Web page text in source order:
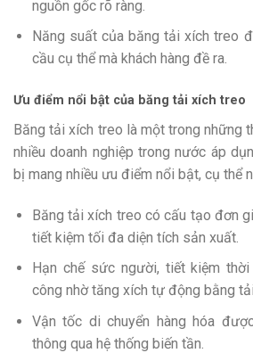
nguồn gốc rõ ràng.
Năng suất của băng tải xích treo
cầu cụ thể mà khách hàng đề ra.
Ưu điểm nổi bật của băng tải xích treo
Băng tải xích treo là một trong những
nhiều doanh nghiệp trong nước áp
bị mang nhiều ưu điểm nổi bật, cụ thể
Băng tải xích treo có cấu tạo đơn
tiết kiệm tối đa diện tích sản xuất.
Hạn chế sức người, tiết kiệm
công nhờ tăng xích tự động bằng
Vận tốc di chuyển hàng hóa
thông qua hệ thống biến tần.